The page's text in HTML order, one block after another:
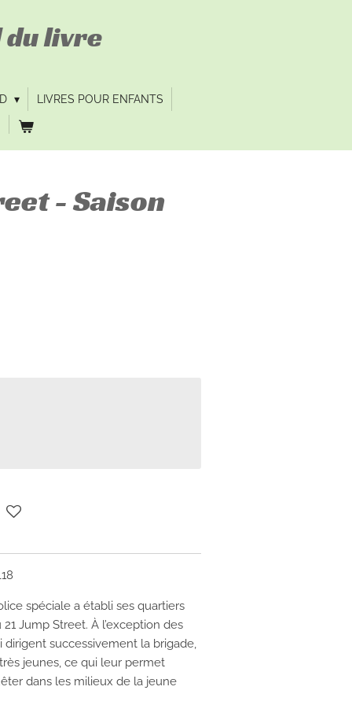
du livre
LIVRES POUR ENFANTS
- Saison
spéciale a établi ses quartiers
Jump Street. À l’exception des
successivement la brigade,
jeunes, ce qui leur permet
dans les milieux de la jeune